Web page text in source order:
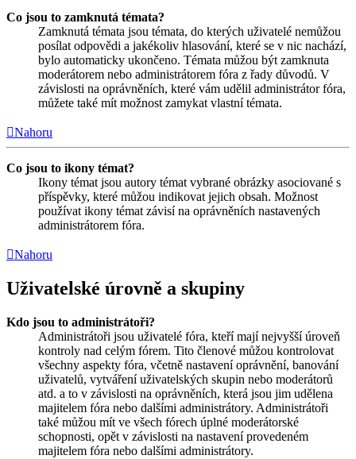
Co jsou to zamknutá témata?
Zamknutá témata jsou témata, do kterých uživatelé nemůžou
posílat odpovědi a jakékoliv hlasování, které se v nic nachází,
bylo automaticky ukončeno. Témata můžou být zamknuta
moderátorem nebo administrátorem fóra z řady důvodů. V
závislosti na oprávněních, které vám udělil administrátor fóra,
můžete také mít možnost zamykat vlastní témata.
Nahoru
Co jsou to ikony témat?
Ikony témat jsou autory témat vybrané obrázky asociované s
příspěvky, které můžou indikovat jejich obsah. Možnost
používat ikony témat závisí na oprávněních nastavených
administrátorem fóra.
Nahoru
Uživatelské úrovně a skupiny
Kdo jsou to administrátoři?
Administrátoři jsou uživatelé fóra, kteří mají nejvyšší úroveň
kontroly nad celým fórem. Tito členové můžou kontrolovat
všechny aspekty fóra, včetně nastavení oprávnění, banování
uživatelů, vytváření uživatelských skupin nebo moderátorů
atd. a to v závislosti na oprávněních, která jsou jim udělena
majitelem fóra nebo dalšími administrátory. Administrátoři
také můžou mít ve všech fórech úplné moderátorské
schopnosti, opět v závislosti na nastavení provedeném
majitelem fóra nebo dalšími administrátory.